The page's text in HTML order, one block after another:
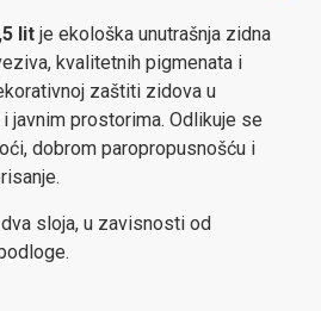
lit je ekološka unutrašnja zidna
kvalitetnih pigmenata i
zaštiti zidova u
javnim prostorima. Odlikuje se
dobrom paropropusnošću i
sloja, u zavisnosti od